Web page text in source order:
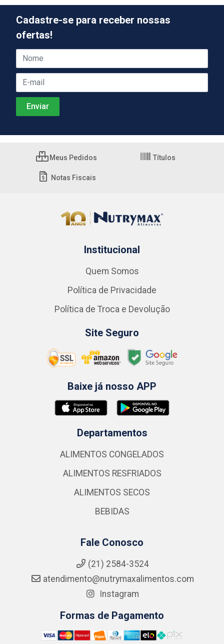
Cadastre-se para receber nossas
ofertas!
Meus Pedidos Títulos
Notas Fiscais
Institucional
Quem Somos
Política de Privacidade
Política de Troca e Devolução
Site Seguro
Baixe já nosso APP
Departamentos
ALIMENTOS CONGELADOS
ALIMENTOS RESFRIADOS
ALIMENTOS SECOS
BEBIDAS
Fale Conosco
(21) 2584-3524
atendimento@nutrymaxalimentos.com
Instagram
Formas de Pagamento